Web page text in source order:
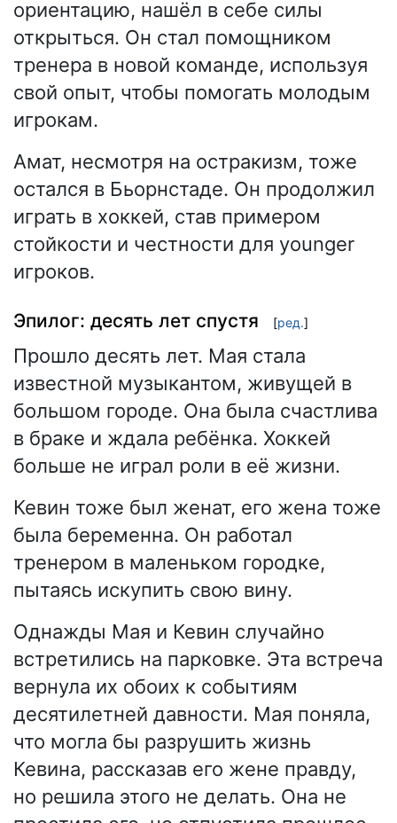
ориентацию, нашёл в себе силы
открыться. Он стал помощником
тренера в новой команде, используя
свой опыт, чтобы помогать молодым
игрокам.
Амат, несмотря на остракизм, тоже
остался в Бьорнстаде. Он продолжил
играть в хоккей, став примером
стойкости и честности для younger
игроков.
Эпилог: десять лет спустя [ред.]
Прошло десять лет. Мая стала
известной музыкантом, живущей в
большом городе. Она была счастлива
в браке и ждала ребёнка. Хоккей
больше не играл роли в её жизни.
Кевин тоже был женат, его жена тоже
была беременна. Он работал
тренером в маленьком городке,
пытаясь искупить свою вину.
Однажды Мая и Кевин случайно
встретились на парковке. Эта встреча
вернула их обоих к событиям
десятилетней давности. Мая поняла,
что могла бы разрушить жизнь
Кевина, рассказав его жене правду,
но решила этого не делать. Она не